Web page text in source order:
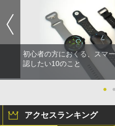
初心者の方におくる、スマ
認したい10のこと
● ●
アクセスランキング